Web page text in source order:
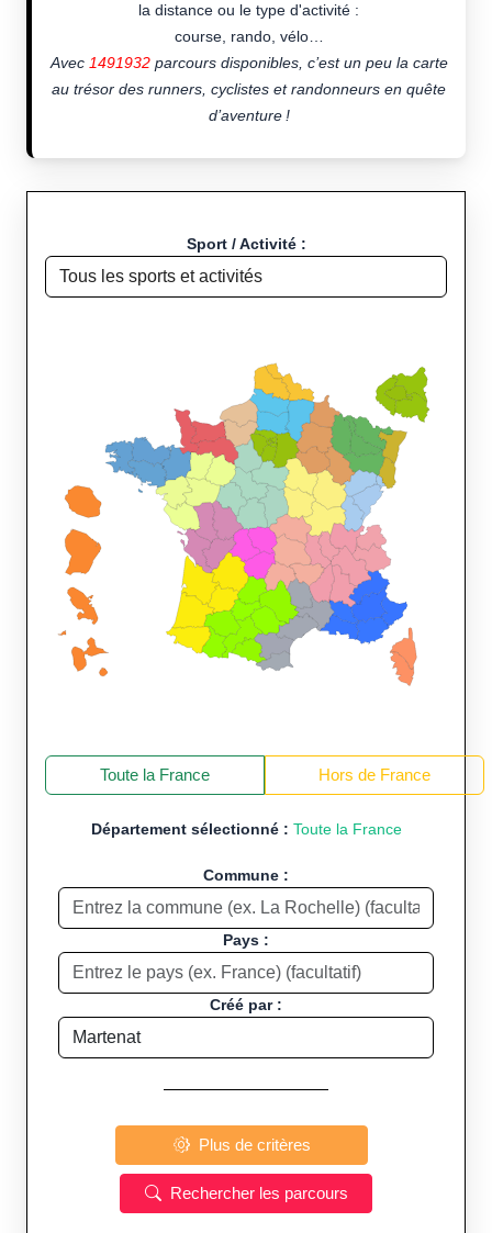
la distance ou le type d'activité :
course, rando, vélo…
Avec 1491932parcours disponibles, c’est un peu la carte
au trésor des runners, cyclistes et randonneurs en quête
d’aventure !
Sport / Activité :
Toute la France Hors de France
Département sélectionné : Toute la France
Commune :
Pays :
Créé par :
Plus de critères
Rechercher les parcours